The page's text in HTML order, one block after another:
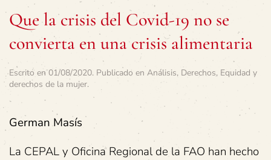
Que la crisis del Covid-19 no se
convierta en una crisis alimentaria
Escrito en01/08/2020. Publicado en Análisis, Derechos, Equidad y
derechos de la mujer.
German Masís
La CEPAL y Oficina Regional de la FAO han hecho